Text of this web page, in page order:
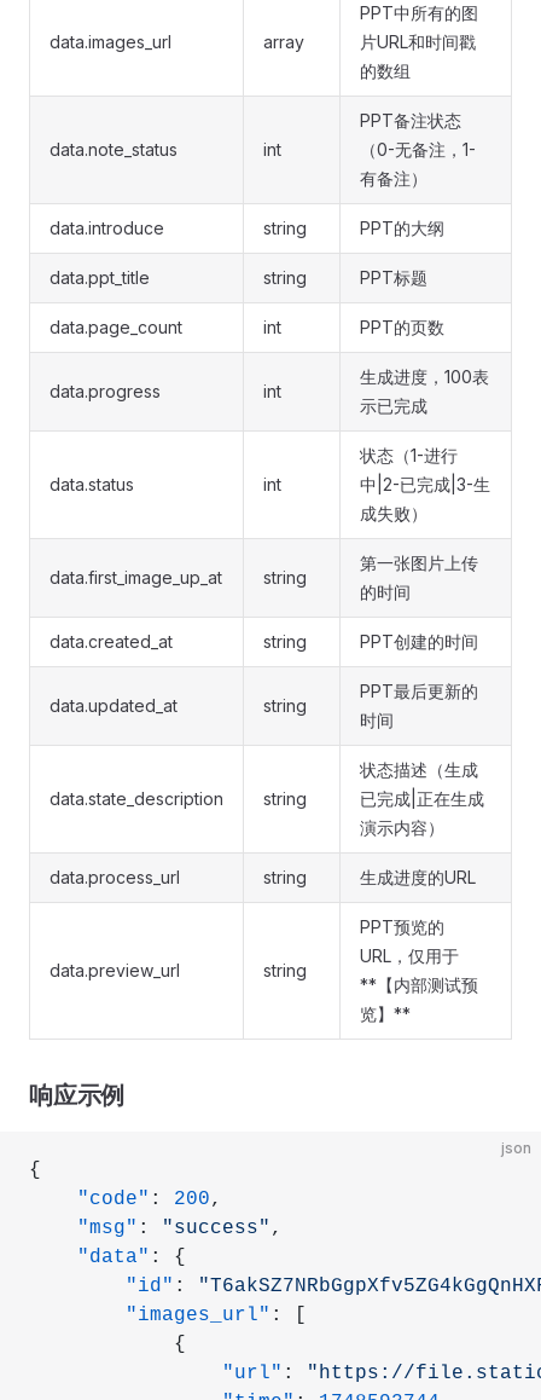
data.images_url array
PPT中所有的图
片URL和时间戳
的数组
data.note_status int
PPT备注状态
（0-无备注，1-
有备注）
data.introduce string PPT的大纲
data.ppt_title string PPT标题
data.page_count int PPT的页数
data.progress int
生成进度，100表
示已完成
data.status int
状态（1-进行
中|2-已完成|3-生
成失败）
data.first_image_up_at string
第一张图片上传
的时间
data.created_at string PPT创建的时间
data.updated_at string
PPT最后更新的
时间
data.state_description string
状态描述（生成
已完成|正在生成
演示内容）
data.process_url string 生成进度的URL
data.preview_url string
PPT预览的
URL，仅用于
**【内部测试预
览】**
响应示例
json
{
    "code"
: 200,
    "msg"
: "success" ,
    "data"
: {
        "id"
:
        "images_url"
: [
            {
                "url"
:
"https://